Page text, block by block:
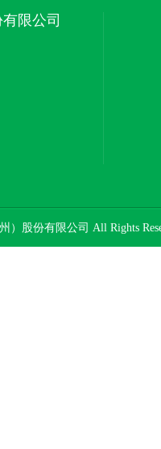
限公司
）股份有限公司 All Rights